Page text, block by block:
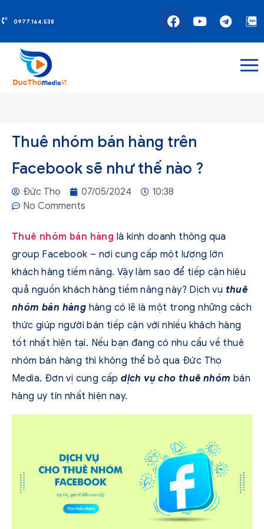
0977.164.538
Thuê nhóm bán hàng trên
Facebook sẽ như thế nào ?
Đức Thọ 07/05/2024
10:38
No Comments
Thuê nhóm bán hàng là kinh doanh thông qua
group Facebook – nơi cung cấp một lượng lớn
khách hàng tiềm năng. Vậy làm sao để tiếp cận hiệu
quả nguồn khách hàng tiềm năng này? Dịch vụ thuê
nhóm bán hàng hàng có lẽ là một trong những cách
thức giúp người bán tiếp cận với nhiều khách hàng
tốt nhất hiện tại. Nếu bạn đang có nhu cầu về thuê
nhóm bán hàng thì không thể bỏ qua Đức Thọ
Media. Đơn vị cung cấpdịch vụ cho thuê nhóm bán
hàng uy tín nhất hiện nay.